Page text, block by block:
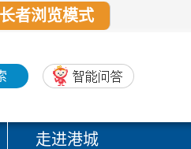
长者浏览模式
走进港城